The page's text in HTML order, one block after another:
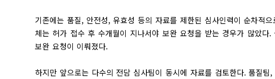
기존에는 품질, 안전성, 유효성 등의 자료를 제한된 심사인력이 순차적
체는 허가 접수 후 수개월이 지나서야 보완 요청을 받는 경우가 많았
보완 요청이 이뤄졌다.
하지만 앞으로는 다수의 전담 심사팀이 동시에 자료를 검토한다. 품질